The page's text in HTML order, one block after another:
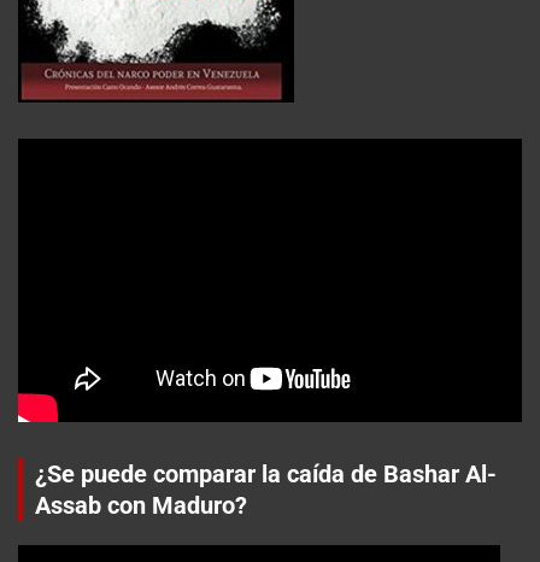
¿Se puede comparar la caída de Bashar Al-
Assab con Maduro?